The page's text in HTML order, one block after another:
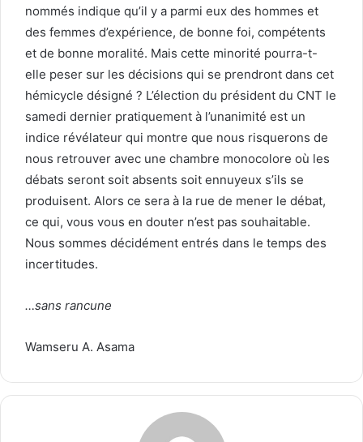
nommés indique qu’il y a parmi eux des hommes et
des femmes d’expérience, de bonne foi, compétents
et de bonne moralité. Mais cette minorité pourra-t-
elle peser sur les décisions qui se prendront dans cet
hémicycle désigné ? L’élection du président du CNT le
samedi dernier pratiquement à l’unanimité est un
indice révélateur qui montre que nous risquerons de
nous retrouver avec une chambre monocolore où les
débats seront soit absents soit ennuyeux s’ils se
produisent. Alors ce sera à la rue de mener le débat,
ce qui, vous vous en douter n’est pas souhaitable.
Nous sommes décidément entrés dans le temps des
incertitudes.
…sans rancune
Wamseru A. Asama